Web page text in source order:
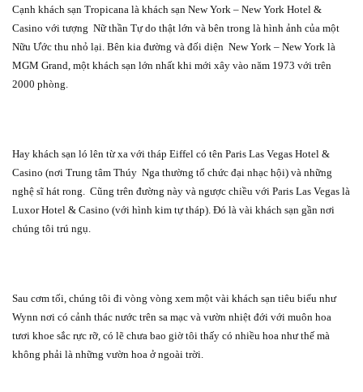
Cạnh khách sạn Tropicana là khách sạn New York – New York Hotel &
Casino với tượng Nữ thần Tự do thật lớn và bên trong là hình ảnh của một
Nữu Ước thu nhỏ lại. Bên kia đường và đối diện New York – New York là
MGM Grand, một khách sạn lớn nhất khi mới xây vào năm 1973 với trên
2000 phòng.
Hay khách sạn ló lên từ xa với tháp Eiffel có tên Paris Las Vegas Hotel &
Casino (nơi Trung tâm Thúy Nga thường tổ chức đại nhạc hội) và những
nghệ sĩ hát rong.
Cũng trên đường này và ngược chiều với Paris Las Vegas là
Luxor Hotel & Casino (với hình kim tự tháp). Đó là vài khách sạn gần nơi
chúng tôi trú ngụ.
Sau cơm tối, chúng tôi đi vòng vòng xem một vài khách sạn tiêu biểu như
Wynn nơi có cảnh thác nước trên sa mạc và vườn nhiệt đới với muôn hoa
tươi khoe sắc rực rỡ, có lẽ chưa bao giờ tôi thấy có nhiều hoa như thế mà
không phải là những vườn hoa ở ngoài trời.